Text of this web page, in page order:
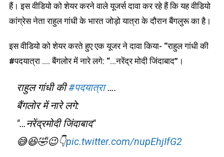
हैं। इस वीडियो को शेयर करने वाले यूजर्स दावा कर रहे हैं कि यह वीडियो
कांग्रेस नेता राहुल गांधी के भारत जोड़ो यात्रा के दौरान बैंगलुरू का है।
इस वीडियो को शेयर करते हुए एक यूजर ने दावा किया- “राहुल गांधी की
#पदयात्रा …. बैंगलोर में नारे लगे: “…नरेंद्र मोदी जिंदाबाद”।
राहुल गांधी की#पदयात्रा….
बैंगलोर में नारे लगे:
"…नरेंद्रमोदी जिंदाबाद"
😅😆🤣😉👇pic.twitter.com/nupEhjIfG2